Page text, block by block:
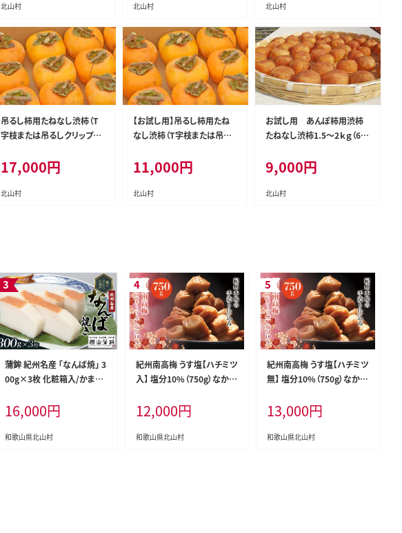
北山村 北山村 北山村
吊るし柿用たねなし渋柿（T
字枝または吊るしクリップ
【art016A】
17,000円
北山村
【お試し用】吊るし柿用たね
なし渋柿（T字枝または吊る
～12玉）【art017A】
11,000円
北山村
お試し用 あんぽ柿用渋柿
たねなし渋柿1.5～2ｋｇ（6～
9,000円
北山村
蒲鉾 紀州名産 「なんば焼」 3
00g×3枚 化粧箱入/かまぼ
物 初節句 内祝い お祝い お
返し 母の日 父の日 お中元
敬老の日 おつまみ 惣菜【ny
16,000円
和歌山県北山村
紀州南高梅 うす塩【ハチミツ
入】 塩分10%（750g）なかや
干し【nky006-175k】
12,000円
和歌山県北山村
紀州南高梅 うす塩【ハチミツ
無】 塩分10%（750g）なかや
干し【nky002-175k】
13,000円
和歌山県北山村